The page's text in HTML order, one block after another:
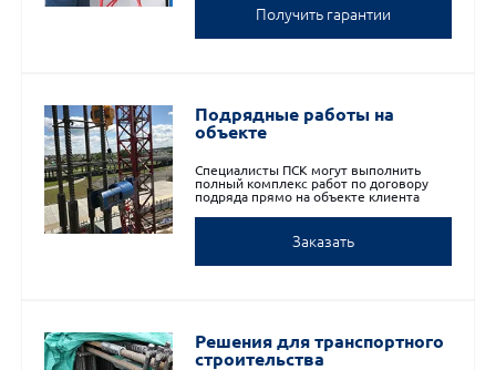
Получить гарантии
Подрядные работы на
объекте
Специалисты ПСК могут выполнить
полный комплекс работ по договору
подряда прямо на объекте клиента
Заказать
Решения для транспортного
строительства